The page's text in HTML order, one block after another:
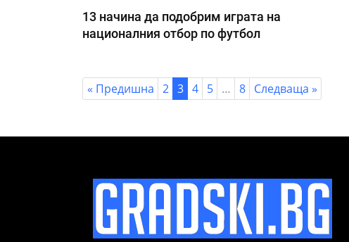
13 начина да подобрим играта на
националния отбор по футбол
« Предишна 2 3 4 5 … 8 Следваща »